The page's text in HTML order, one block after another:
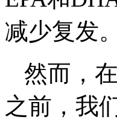
减少复发。
然而，
之前，我